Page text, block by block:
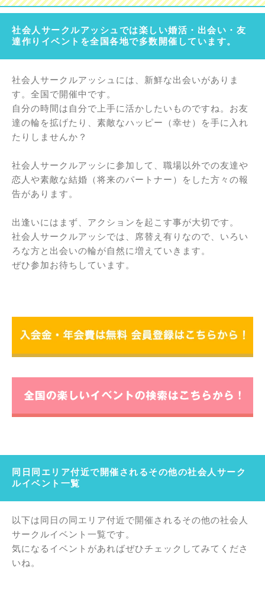
社会人サークルアッシュでは楽しい婚活・出会い・友
達作りイベントを全国各地で多数開催しています。
社会人サークルアッシュには、新鮮な出会いがありま
す。全国で開催中です。
自分の時間は自分で上手に活かしたいものですね。お友
達の輪を拡げたり、素敵なハッピー（幸せ）を手に入れ
たりしませんか？
社会人サークルアッシに参加して、職場以外での友達や
恋人や素敵な結婚（将来のパートナー）をした方々の報
告があります。
出逢いにはまず、アクションを起こす事が大切です。
社会人サークルアッシでは、席替え有りなので、いろい
ろな方と出会いの輪が自然に増えていきます。
ぜひ参加お待ちしています。
同日同エリア付近で開催されるその他の社会人サーク
ルイベント一覧
以下は同日の同エリア付近で開催されるその他の社会人
サークルイベント一覧です。
気になるイベントがあればぜひチェックしてみてくださ
いね。